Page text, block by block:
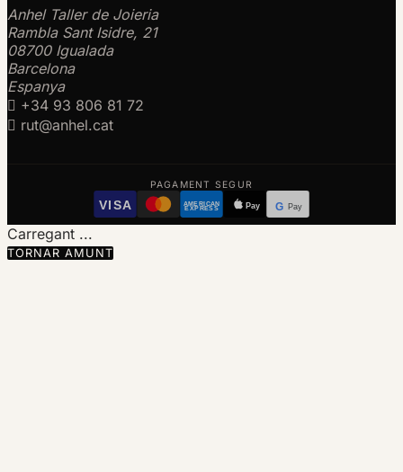
Anhel Taller de Joieria
Rambla Sant Isidre, 21
08700 Igualada
Barcelona
Espanya
 +34 93 806 81 72
 rut@anhel.cat
PAGAMENT SEGUR
VISA AMERICAN
EXPRESS Pay G Pay
Carregant ...
TORNAR AMUNT